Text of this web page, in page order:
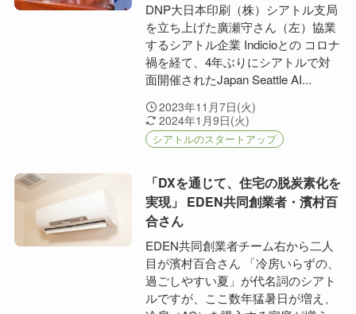
DNP大日本印刷（株）シアトル支局
を立ち上げた廣瀬守さん（左）協業
するシアトル企業 Indicioとの コロナ
禍を経て、4年ぶりにシアトルで対
面開催されたJapan Seattle AI...
2023年11月7日(火)
2024年1月9日(火)
シアトルのスタートアップ
「DXを通じて、住宅の脱炭素化を
実現」 EDEN共同創業者・濱村百
合さん
EDEN共同創業者チーム右から二人
目が濱村百合さん 「冷房いらずの、
過ごしやすい夏」が代名詞のシアト
ルですが、ここ数年猛暑日が増え、